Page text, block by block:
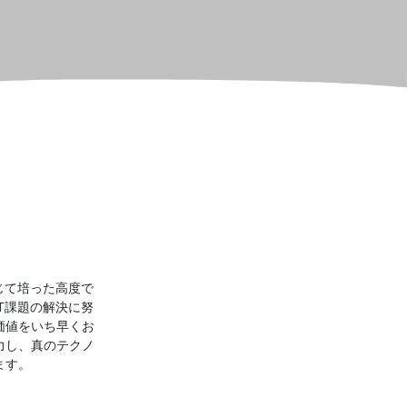
て培った高度で
題の解決に努
値をいち早くお
、真のテクノ
。